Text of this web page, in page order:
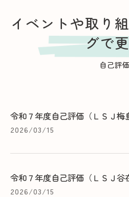
イベントや取り
グで
自己評価
令和７年度自己評価（ＬＳＪ梅
2026/03/15
令和７年度自己評価（ＬＳＪ谷
2026/03/15